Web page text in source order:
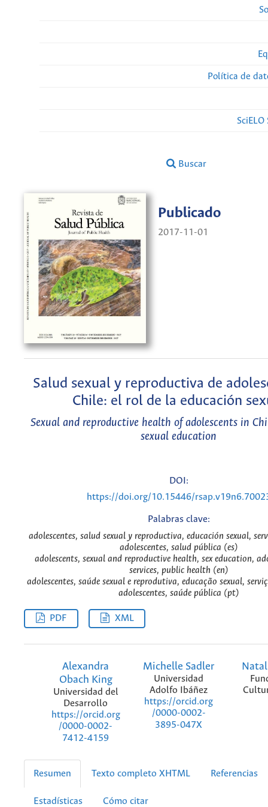
Política de
Buscar
Publicado
2017-11-01
Salud sexual y reproductiva de
Chile: el rol de la educación
Sexual and reproductive health of adolescents in
sexual education
DOI:
https://doi.org/10.15446/
Palabras clave:
adolescentes, salud sexual y reproductiva, educación sexual,
adolescentes, salud pública (es)
adolescents, sexual and reproductive health, sex education,
services, public health (en)
adolescentes, saúde sexual e reprodutiva, educação sexual,
adolescentes, saúde pública (pt)
PDF XML
Alexandra
Obach King
Universidad del
Desarrollo
https://orcid.org
/0000-0002-
7412-4159
Michelle Sadler
Universidad
Adolfo Ibáñez
https://orcid.org
/0000-0002-
3895-047X
Resumen Texto completo XHTML Referencias
Estadísticas Cómo citar